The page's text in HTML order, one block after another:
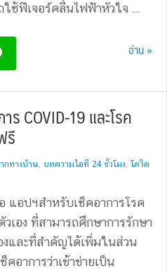
ช้ฟีเจอร์คลื่นไฟฟ้าหัวใจ ...
อ่าน »
COVID-19 และโรค
รี
กทางบ้าน, บทความไอที 24 ชั่วโมง, โควิด
แอปฯสำหรับเช็คอาการโรค
วเอง ที่สามารถศึกษาการรักษา
และที่สำคัญได้เพิ่มในส่วน
คอาการว่าเข้าข่ายเป็น